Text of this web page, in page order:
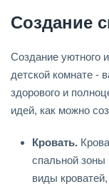
Создание
Создание уютного
детской комнате -
здорового и
идей, как можно
Кровать.
спальной зоны
виды